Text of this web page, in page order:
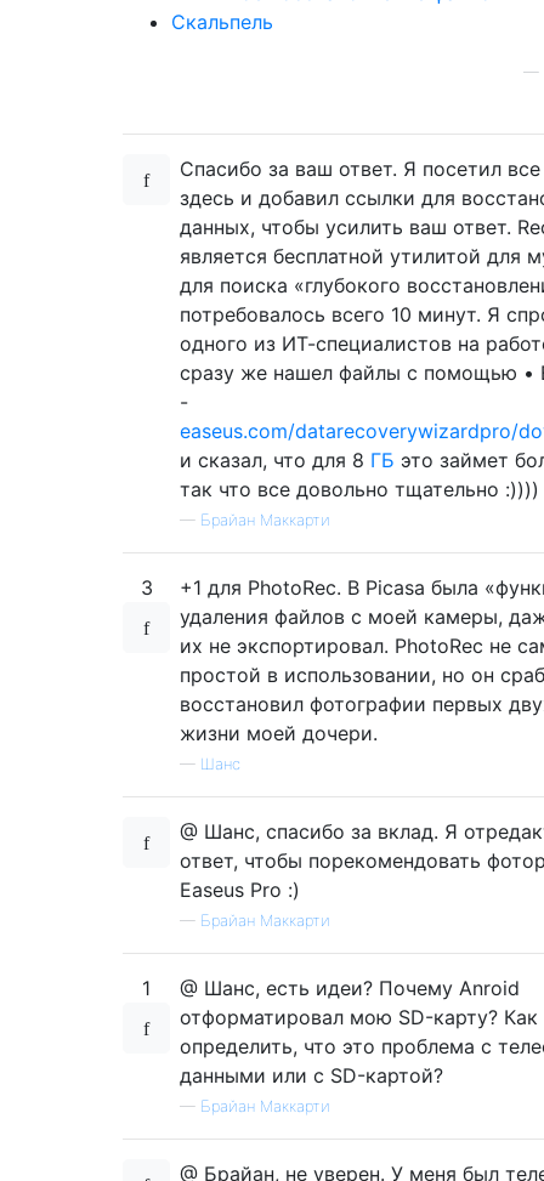
Скальпель
—
Спасибо за ваш ответ. Я посетил
здесь и добавил ссылки для
данных, чтобы усилить ваш ответ.
является бесплатной утилитой для
для поиска «глубокого
потребовалось всего 10 минут. Я
одного из ИТ-специалистов на
сразу же нашел файлы с помощью •
-
easeus.com/datarecoverywizardpro/
и сказал, что для 8 ГБ это займет
так что все довольно тщательно :))))
— Брайан Маккарти
3
+1 для PhotoRec. В Picasa была
удаления файлов с моей камеры,
их не экспортировал. PhotoRec не
простой в использовании, но он
восстановил фотографии первых
жизни моей дочери.
— Шанс
@ Шанс, спасибо за вклад. Я
ответ, чтобы порекомендовать
Easeus Pro :)
— Брайан Маккарти
1
@ Шанс, есть идеи? Почему Anroid
отформатировал мою SD-карту? Как
определить, что это проблема с
данными или с SD-картой?
— Брайан Маккарти
@ Брайан, не уверен. У меня был